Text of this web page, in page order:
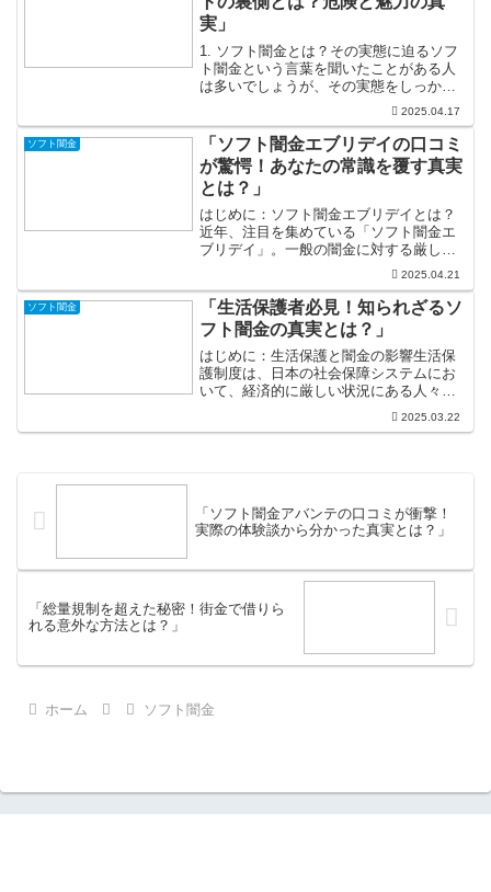
実」
1. ソフト闇金とは？その実態に迫るソフ
ト闇金という言葉を聞いたことがある人
は多いでしょうが、その実態をしっかり
理解している人は少ないかもしれませ
ん。一般の闇金とは異なり、ソフト闇金
は比較的優しい取り立てや低利息で顧客
を惹きつけています。彼...
2025.04.17
ソフト闇金
「ソフト闇金エブリデイの口コミ
が驚愕！あなたの常識を覆す真実
とは？」
はじめに：ソフト闇金エブリデイとは？
近年、注目を集めている「ソフト闇金エ
ブリデイ」。一般の闇金に対する厳しい
イメージを覆すこの存在は、まさに新時
金エブリデイは、急な資金需要にもフレ
キシブルに対応し、しっか...
2025.04.21
ソフト闇金
「生活保護者必見！知られざるソ
フト闇金の真実とは？」
はじめに：生活保護と闇金の影響生活保
護制度は、日本の社会保障システムにお
いて、経済的に厳しい状況にある人々を
助ける貴重な仕組みです。この制度を通
じて、多くの方が安心できる基盤を持
2025.03.22
「ソフト闇金アバンテの口コミが衝撃！
実際の体験談から分かった真実とは？」
「総量規制を超えた秘密！街金で借りら
れる意外な方法とは？」
ホーム ソフト闇金